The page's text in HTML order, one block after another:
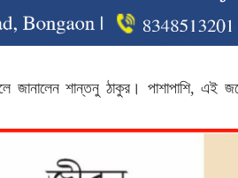
জানালেন শান্তনু ঠাকুর। পাশাপাশি, এই